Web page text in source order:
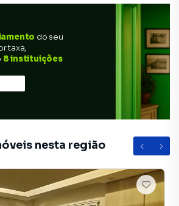
do seu
taxa,
8 instituições
nesta região